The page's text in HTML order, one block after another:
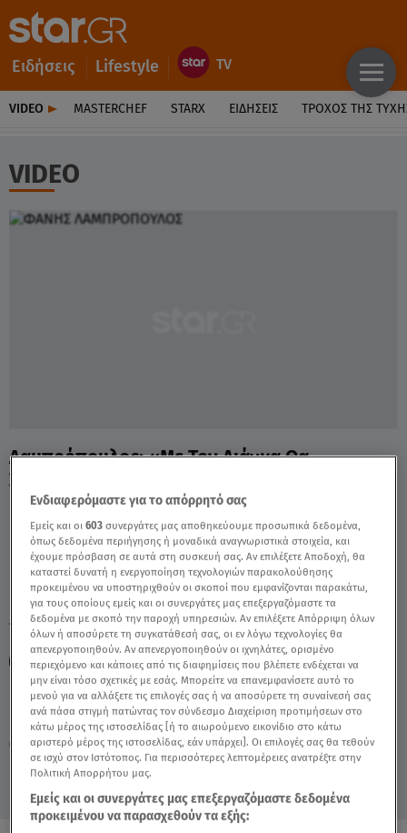
Ειδήσεις Lifestyle
VIDEO MASTERCHEF STARX ΕΙΔΉΣΕΙΣ ΤΡΟΧΌΣ ΤΗΣ
VIDEO
Πέμπτη 6 Αυγούστου 2026
08.06.23, 15:33 MEDIA
Λαμπρόπουλος: «Με Τον Λιάγκα Θα
Συνεργαζόμουν Σε... Ταβέρνα» - Video
TAGS: ΦΑΝΗΣ ΛΑΜΠΡΟΠΟΥΛΟΣ ΓΙΩΡΓΟΣ ΛΙΑΓΚΑΣ
BREAKFAST@STAR
Ενδιαφερόμαστε για το απόρρητό σας
Εμείς και οι603 συνεργάτες μας αποθηκεύουμε προσωπικά δεδομένα,
όπως δεδομένα περιήγησης ή μοναδικά αναγνωριστικά στοιχεία, και
έχουμε πρόσβαση σε αυτά στη συσκευή σας. Αν επιλέξετε Αποδοχή, θα
καταστεί δυνατή η ενεργοποίηση τεχνολογιών παρακολούθησης
προκειμένου να υποστηριχθούν οι σκοποί που εμφανίζονται παρακάτω,
για τους οποίους εμείς και οι συνεργάτες μας επεξεργαζόμαστε τα
δεδομένα με σκοπό την παροχή υπηρεσιών. Αν επιλέξετε Απόρριψη όλων
όλων ή αποσύρετε τη συγκατάθεσή σας, οι εν λόγω τεχνολογίες θα
απενεργοποιηθούν. Αν απενεργοποιηθούν οι ιχνηλάτες, ορισμένο
περιεχόμενο και κάποιες από τις διαφημίσεις που βλέπετε ενδέχεται να
μην είναι τόσο σχετικές με εσάς. Μπορείτε να επανεμφανίσετε αυτό το
μενού για να αλλάξετε τις επιλογές σας ή να αποσύρετε τη συναίνεσή σας
ανά πάσα στιγμή πατώντας τον σύνδεσμο Διαχείριση προτιμήσεων στο
κάτω μέρος της ιστοσελίδας [ή το αιωρούμενο εικονίδιο στο κάτω
αριστερό μέρος της ιστοσελίδας, εάν υπάρχει]. Οι επιλογές σας θα τεθούν
σε ισχύ στον Ιστότοπος. Για περισσότερες λεπτομέρειες ανατρέξτε στην
Πολιτική Απορρήτου μας.
Εμείς και οι συνεργάτες μας επεξεργαζόμαστε δεδομένα
προκειμένου να παρασχεθούν τα εξής: